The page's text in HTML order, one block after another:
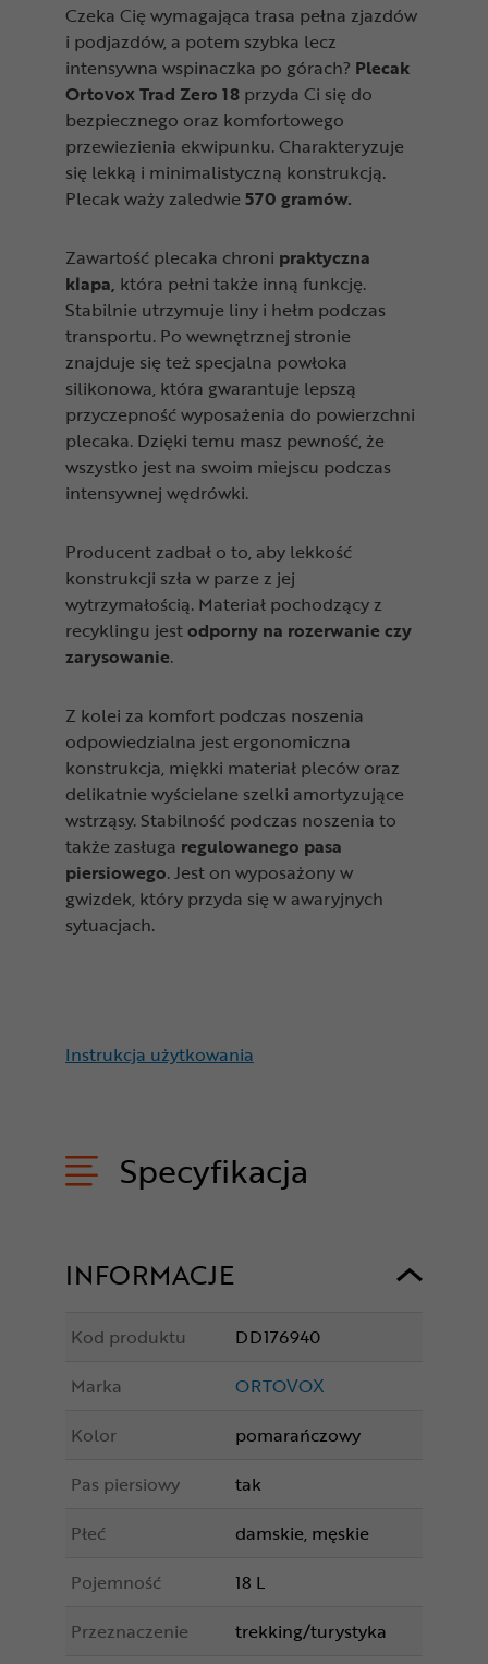
Czeka Cię wymagająca trasa pełna zjazdów
i podjazdów, a potem szybka lecz
intensywna wspinaczka po górach? Plecak
Ortovox Trad Zero 18 przyda Ci się do
bezpiecznego oraz komfortowego
przewiezienia ekwipunku. Charakteryzuje
się lekką i minimalistyczną konstrukcją.
Plecak waży zaledwie 570 gramów.
Zawartość plecaka chroni praktyczna
klapa, która pełni także inną funkcję.
Stabilnie utrzymuje liny i hełm podczas
transportu. Po wewnętrznej stronie
znajduje się też specjalna powłoka
silikonowa, która gwarantuje lepszą
przyczepność wyposażenia do powierzchni
plecaka. Dzięki temu masz pewność, że
wszystko jest na swoim miejscu podczas
intensywnej wędrówki.
Producent zadbał o to, aby lekkość
konstrukcji szła w parze z jej
wytrzymałością. Materiał pochodzący z
recyklingu jestodporny na rozerwanie czy
zarysowanie.
Z kolei za komfort podczas noszenia
odpowiedzialna jest ergonomiczna
konstrukcja, miękki materiał pleców oraz
delikatnie wyścielane szelki amortyzujące
wstrząsy. Stabilność podczas noszenia to
także zasługa regulowanego pasa
piersiowego. Jest on wyposażony w
gwizdek, który przyda się w awaryjnych
sytuacjach.
Instrukcja użytkowania
Specyfikacja
INFORMACJE
Kod produktu
DD176940
Marka
ORTOVOX
Kolor
pomarańczowy
Pas piersiowy
tak
Płeć
damskie, męskie
Pojemność
18 L
Przeznaczenie
trekking/turystyka